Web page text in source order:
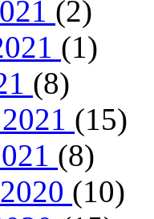
(2)
(1)
(8)
(15)
(8)
(10)